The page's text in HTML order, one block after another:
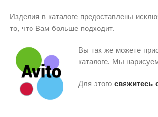
Изделия в каталоге предоставлены
то, что Вам больше подходит.
Вы так же можете
каталоге. Мы
Для этого свяжитесь